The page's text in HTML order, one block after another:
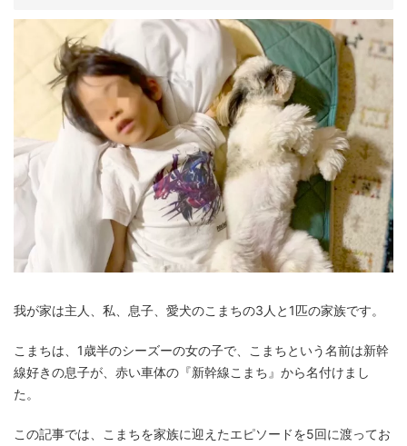
我が家は主人、私、息子、愛犬のこまちの3人と1匹の家族です。
こまちは、1歳半のシーズーの女の子で、こまちという名前は新幹
線好きの息子が、赤い車体の『新幹線こまち』から名付けまし
た。
この記事では、こまちを家族に迎えたエピソードを5回に渡ってお